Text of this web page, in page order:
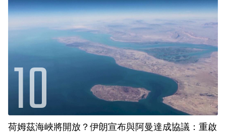
荷姆茲海峽將開放？伊朗宣布與阿曼達成協議：重啟